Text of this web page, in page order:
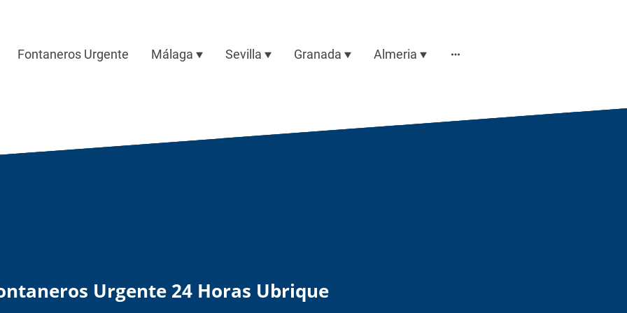
Fontaneros Urgente Málaga Sevilla Granada Almeria
Urgente 24 Horas Ubrique